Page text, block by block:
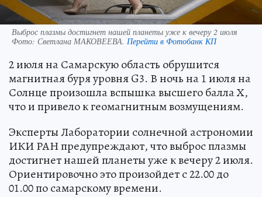
Выброс плазмы достигнет нашей планеты уже к вечеру 2 июля
Фото: Светлана МАКОВЕЕВА. Перейти в Фотобанк КП
2 июля на Самарскую область обрушится
магнитная буря уровня G3. В ночь на 1 июля на
Солнце произошла вспышка высшего балла Х,
что и привело к геомагнитным возмущениям.
Эксперты Лаборатории солнечной астрономии
ИКИ РАН предупреждают, что выброс плазмы
достигнет нашей планеты уже к вечеру 2 июля.
Ориентировочно это произойдет с 22.00 до
01.00 по самарскому времени.